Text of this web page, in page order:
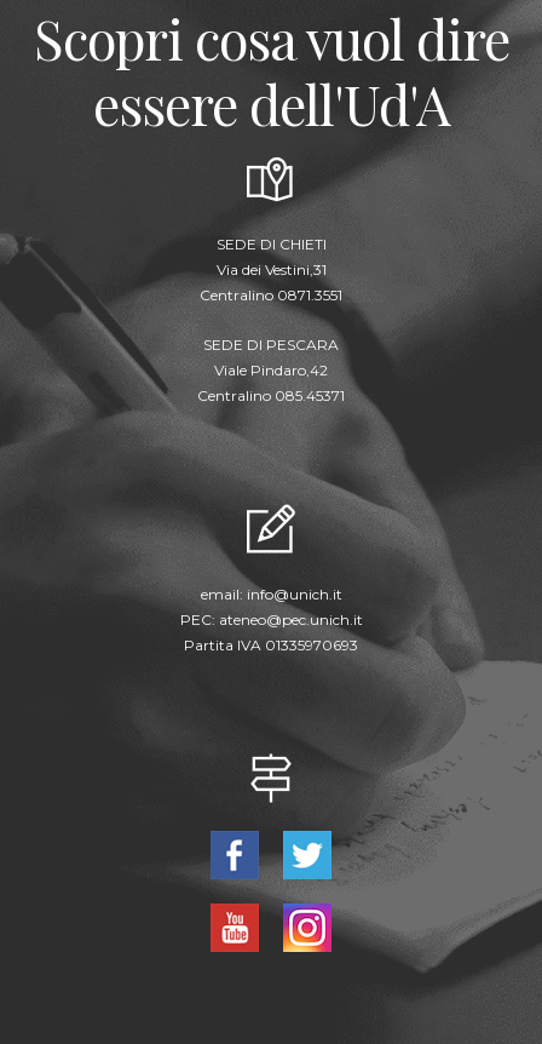
Scopri cosa vuol dire
essere dell'Ud'A
SEDE DI CHIETI
Via dei Vestini,31
Centralino 0871.3551
SEDE DI PESCARA
Viale Pindaro,42
Centralino 085.45371
email: info@unich.it
PEC: ateneo@pec.unich.it
Partita IVA 01335970693